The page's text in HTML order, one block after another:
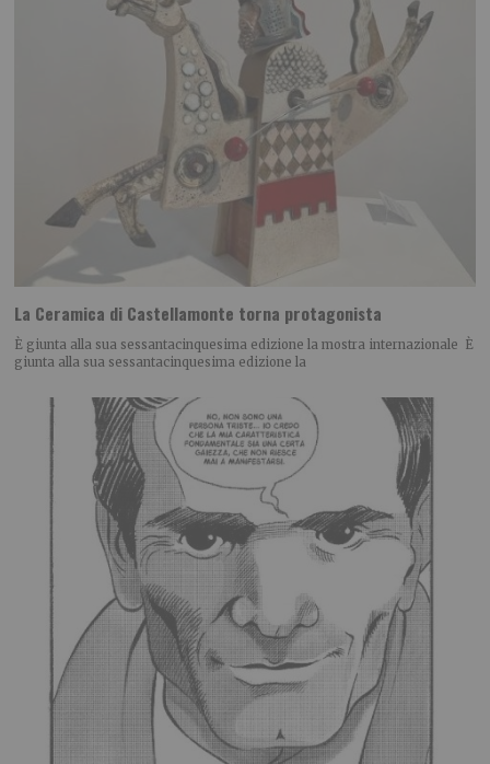
La Ceramica di Castellamonte torna protagonista
È giunta alla sua sessantacinquesima edizione la mostra internazionale È
giunta alla sua sessantacinquesima edizione la